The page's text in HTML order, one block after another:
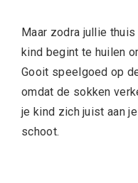
Maar zodra jullie
kind begint te huilen
Gooit speelgoed op
omdat de sokken
je kind zich juist aan
schoot.